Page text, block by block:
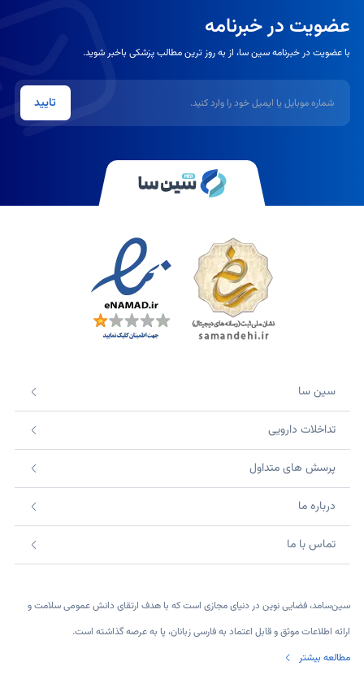
عضویت در خبرنامه
با عضویت در خبرنامه سین سا، از به روز ترین مطالب پزشکی باخبر شوید.
تایید
سین سا
تداخلات دارویی
پرسش های متداول
درباره ما
تماس با ما
سین‌سامد، فضایی نوین در دنیای مجازی است که با هدف ارتقای دانش عمومی سلامت و
ارائه اطلاعات موثق و قابل اعتماد به فارسی زبانان، پا به عرصه گذاشته است.
مطالعه بیشتر